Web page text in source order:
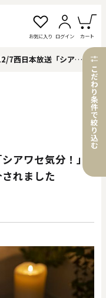
お気に入り ログイン カート
セ気分！」にてペガサスキャンドルが紹介されました
アワセ気分！」
れました
こ
だ
わ
り
条
件
で
絞
り
込
む